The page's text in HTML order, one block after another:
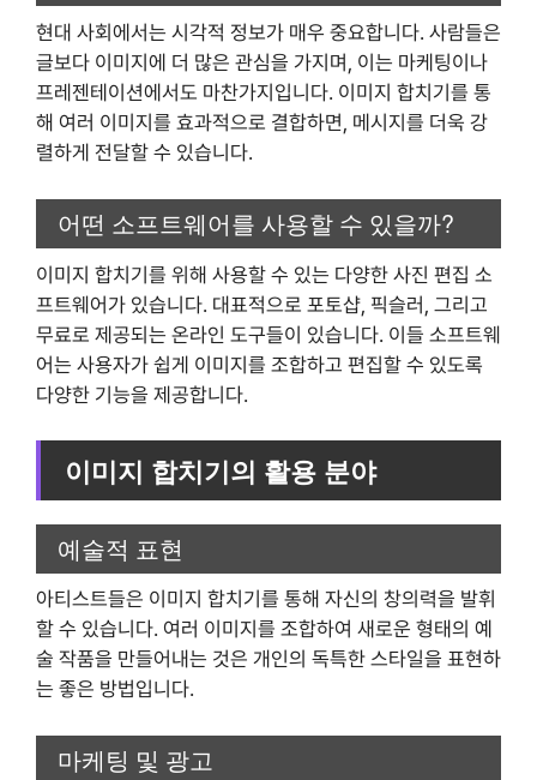
현대 사회에서는 시각적 정보가 매우 중요합니다. 사람들은
글보다 이미지에 더 많은 관심을 가지며, 이는 마케팅이나
프레젠테이션에서도 마찬가지입니다. 이미지 합치기를 통
해 여러 이미지를 효과적으로 결합하면, 메시지를 더욱 강
렬하게 전달할 수 있습니다.
어떤 소프트웨어를 사용할 수 있을까?
이미지 합치기를 위해 사용할 수 있는 다양한 사진 편집 소
프트웨어가 있습니다. 대표적으로 포토샵, 픽슬러, 그리고
무료로 제공되는 온라인 도구들이 있습니다. 이들 소프트웨
어는 사용자가 쉽게 이미지를 조합하고 편집할 수 있도록
다양한 기능을 제공합니다.
이미지 합치기의 활용 분야
예술적 표현
아티스트들은 이미지 합치기를 통해 자신의 창의력을 발휘
할 수 있습니다. 여러 이미지를 조합하여 새로운 형태의 예
술 작품을 만들어내는 것은 개인의 독특한 스타일을 표현하
는 좋은 방법입니다.
마케팅 및 광고